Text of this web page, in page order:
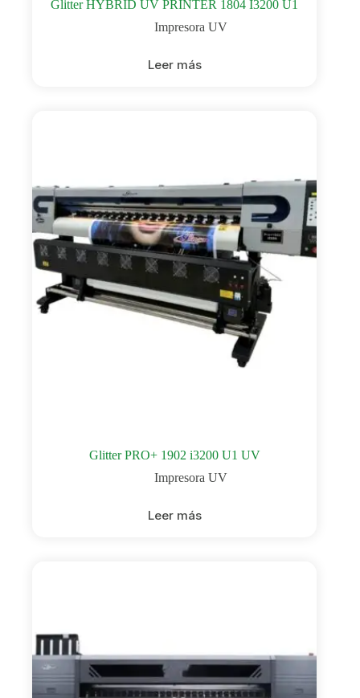
Glitter HYBRID UV PRINTER 1804 I3200 U1
Impresora UV
Leer más
Glitter PRO+ 1902 i3200 U1 UV
Impresora UV
Leer más